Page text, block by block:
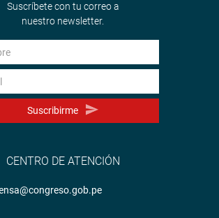
Suscríbete con tu correo a
nuestro newsletter.
Suscribirme
CENTRO DE ATENCIÓN